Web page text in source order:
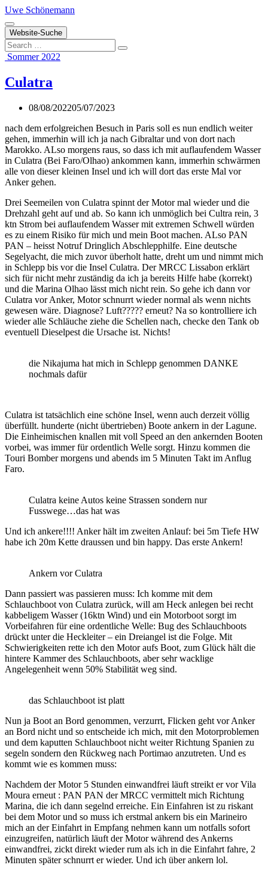
Zum
Inhalt
springen
Uwe Schönemann
Website-Suche
Search
Sommer 2022
Culatra
08/08/202205/07/2023
nach dem erfolgreichen Besuch in Paris soll es nun endlich weiter
gehen, immerhin will ich ja nach Gibraltar und von dort nach
Marokko. ALso morgens raus, so dass ich mit auflaufendem Wasser
in Culatra (Bei Faro/Olhao) ankommen kann, immerhin schwärmen
alle von dieser kleinen Insel und ich will dort das erste Mal vor
Anker gehen.
Drei Seemeilen von Culatra spinnt der Motor mal wieder und die
Drehzahl geht auf und ab. So kann ich unmöglich bei Cultra rein, 3
ktn Strom bei auflaufendem Wasser mit extremen Schwell würden
es zu einem Risiko für mich und mein Boot machen. ALso PAN
PAN – heisst Notruf Dringlich Abschlepphilfe. Eine deutsche
Segelyacht, die mich zuvor überholt hatte, dreht um und nimmt mich
in Schlepp bis vor die Insel Culatra. Der MRCC Lissabon erklärt
sich für nicht mehr zuständig da ich ja bereits Hilfe habe (korrekt)
und die Marina Olhao lässt mich nicht rein. So gehe ich dann vor
Culatra vor Anker, Motor schnurrt wieder normal als wenn nichts
gewesen wäre. Diagnose? Luft????? erneut? Na so kontrolliere ich
wieder alle Schläuche ziehe die Schellen nach, checke den Tank ob
eventuell Dieselpest die Ursache ist. Nichts!
die Nikajuma hat mich in Schlepp genommen DANKE
nochmals dafür
Culatra ist tatsächlich eine schöne Insel, wenn auch derzeit völlig
überfüllt. hunderte (nicht übertrieben) Boote ankern in der Lagune.
Die Einheimischen knallen mit voll Speed an den ankernden Booten
vorbei, was immer für ordentlich Welle sorgt. Hinzu kommen die
Touri Bomber morgens und abends im 5 Minuten Takt im Anflug
Faro.
Culatra keine Autos keine Strassen sondern nur
Fusswege…das hat was
Und ich ankere!!!! Anker hält im zweiten Anlauf: bei 5m Tiefe HW
habe ich 20m Kette draussen und bin happy. Das erste Ankern!
Ankern vor Culatra
Dann passiert was passieren muss: Ich komme mit dem
Schlauchboot von Culatra zurück, will am Heck anlegen bei recht
kabbeligem Wasser (16ktn Wind) und ein Motorboot sorgt im
Vorbeifahren für eine ordentliche Welle: Bug des Schlauchboots
drückt unter die Heckleiter – ein Dreiangel ist die Folge. Mit
Schwierigkeiten rette ich den Motor aufs Boot, zum Glück hält die
hintere Kammer des Schlauchboots, aber sehr wacklige
Angelegenheit wenn 50% Stabilität weg sind.
das Schlauchboot ist platt
Nun ja Boot an Bord genommen, verzurrt, Flicken geht vor Anker
an Bord nicht und so entscheide ich mich, mit den Motorproblemen
und dem kaputten Schlauchboot nicht weiter Richtung Spanien zu
segeln sondern den Rückweg nach Portimao anzutreten. Und es
kommt wie es kommen muss:
Nachdem der Motor 5 Stunden einwandfrei läuft streikt er vor Vila
Moura erneut : PAN PAN der MRCC vermittelt mich Richtung
Marina, die ich dann segelnd erreiche. Ein Einfahren ist zu riskant
bei dem Motor und so muss ich erstmal ankern bis ein Marineiro
mich an der Einfahrt in Empfang nehmen kann um notfalls sofort
einzugreifen, natürlich läuft der Motor während des Ankerns
einwandfrei, zickt direkt wieder rum als ich in die Einfahrt fahre, 2
Minuten später schnurrt er wieder. Und ich über ankern lol.